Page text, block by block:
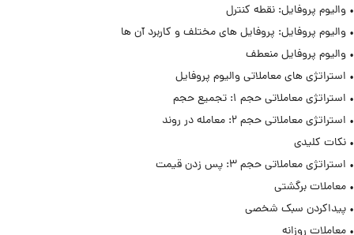
• والیوم پروفایل: نقطه کنترل
• والیوم پروفایل: پروفایل های مختلف و کاربرد آن ها
• والیوم پروفایل منعطف
• استراتژی های معاملاتی والیوم پروفایل
• استراتژی معاملاتی حجم ۱: تجمیع حجم
• استراتژی معاملاتی حجم ۲: معامله در روند
• نکات کلیدی
• استراتژی معاملاتی حجم ۳: پس زدن قیمت
• معاملات برگشتی
• پیداکردن سبک شخصی
• معاملات روزانه